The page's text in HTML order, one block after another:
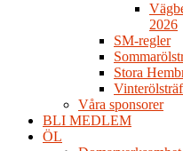
2026
SM-regler
Stora
Våra sponsorer
BLI MEDLEM
ÖL